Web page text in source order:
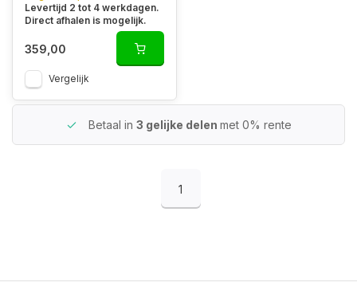
Levertijd 2 tot 4 werkdagen.
Direct afhalen is mogelijk.
359,00
Vergelijk
Betaal in 3 gelijke delen met 0% rente
1